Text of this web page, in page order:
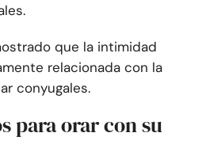
que la intimidad
relacionada con la
conyugales.
para orar con su